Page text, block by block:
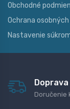
Obchodné
Ochrana
Nastavenie
Doručenie